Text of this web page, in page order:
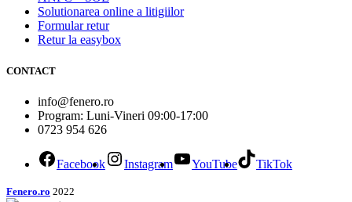
Solutionarea online a litigiilor
Formular retur
Retur la easybox
CONTACT
info@fenero.ro
Program: Luni-Vineri 09:00-17:00
0723 954 626
Facebook Instagram YouTube TikTok
Fenero.ro 2022